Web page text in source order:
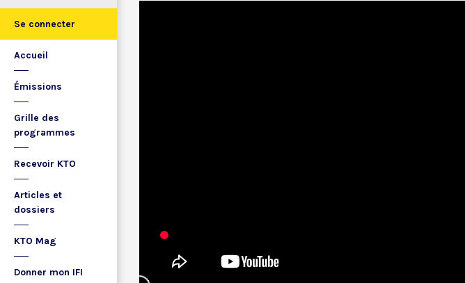
Se connecter
Accueil
Émissions
Grille des
programmes
Recevoir KTO
Articles et
dossiers
KTO Mag
Donner mon IFI